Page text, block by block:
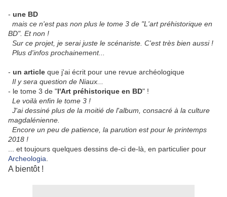
- une BD
mais ce n'est pas non plus le tome 3 de "L'art préhistorique en
BD". Et non !
Sur ce projet, je seraijuste le scénariste. C'est très bien aussi !
Plus d'infos prochainement...
- un article que j'ai écrit pour une revue archéologique
Il y sera question de Niaux...
- le tome 3 de "l'Art préhistorique en BD" !
Le voilà enfin le tome 3 !
J'ai dessiné plus de la moitié de l'album, consacré à la culture
magdalénienne.
Encore un peu de patience, la parution est pour le printemps
2018 !
... et toujours quelques dessins de-ci de-là, en particulier pour
Archeologia
A bientôt !